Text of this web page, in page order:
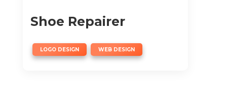
Shoe Repairer
LOGO DESIGN
,
WEB DESIGN